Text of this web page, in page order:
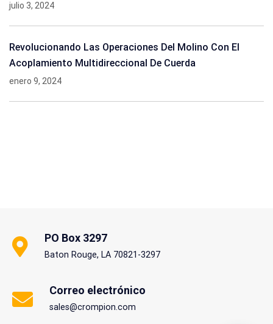
julio 3, 2024
Revolucionando Las Operaciones Del Molino Con El
Acoplamiento Multidireccional De Cuerda
enero 9, 2024
PO Box 3297
Baton Rouge, LA 70821-3297
Correo electrónico
sales@crompion.com